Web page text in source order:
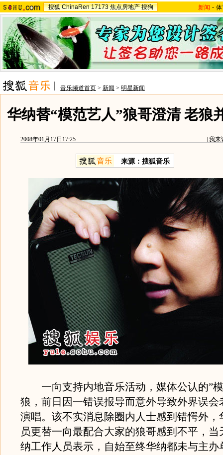
搜狐 ChinaRen 17173 焦点房地产 搜狗 新闻 -
音乐频道首页 > 新闻 > 明星新闻
华纳替“模范艺人”狼哥澄清 老狼
2008年01月17日17:25 [我来
来源：搜狐音乐
一向支持内地音乐活动，媒体公认的”模
狼，前日因一错误报导而意外导致外界误会
演唱。该不实消息除圈内人士感到错愕外，
员更替一向最配合大家的狼哥感到不平，当
纳工作人员表示，自始至终华纳都未与主办